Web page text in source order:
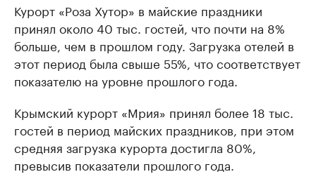
Курорт «Роза Хутор» в майские праздники
принял около 40 тыс. гостей, что почти на 8%
больше, чем в прошлом году. Загрузка отелей в
этот период была свыше 55%, что соответствует
показателю на уровне прошлого года.
Крымский курорт «Мрия» принял более 18 тыс.
гостей в период майских праздников, при этом
средняя загрузка курорта достигла 80%,
превысив показатели прошлого года.